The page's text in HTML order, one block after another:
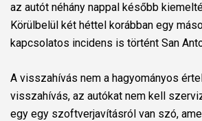
az autót néhány nappal később
Körülbelül két héttel korábban egy
kapcsolatos incidens is történt San
A visszahívás nem a hagyományos
visszahívás, az autókat nem kell
egy egy szoftverjavításról van szó,